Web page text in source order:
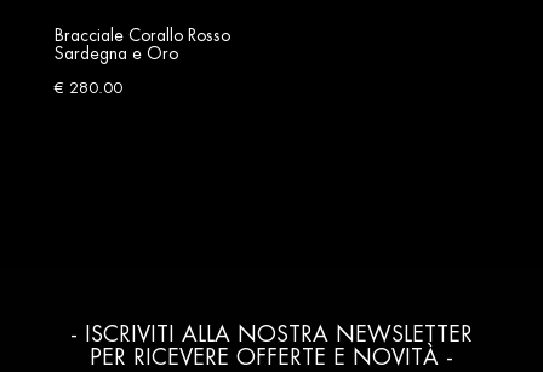
Bracciale Corallo Rosso
Sardegna e Oro
€ 280.00
- ISCRIVITI ALLA NOSTRA NEWSLETTER
PER RICEVERE OFFERTE E NOVITÀ -